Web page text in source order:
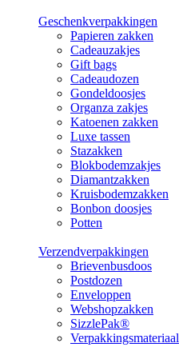
Geschenkverpakkingen
Papieren zakken
Cadeauzakjes
Gift bags
Cadeaudozen
Gondeldoosjes
Organza zakjes
Katoenen zakken
Luxe tassen
Stazakken
Blokbodemzakjes
Diamantzakken
Kruisbodemzakken
Bonbon doosjes
Potten
Verzendverpakkingen
Brievenbusdoos
Postdozen
Enveloppen
Webshopzakken
SizzlePak®
Verpakkingsmateriaal